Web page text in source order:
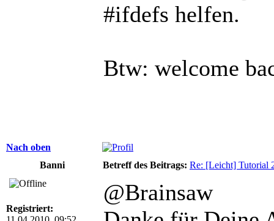
#ifdefs helfen.
Btw: welcome
Nach oben
Banni
Betreff des Beitrags: Re: [Leicht] Tutorial
Registriert:
@Brainsaw